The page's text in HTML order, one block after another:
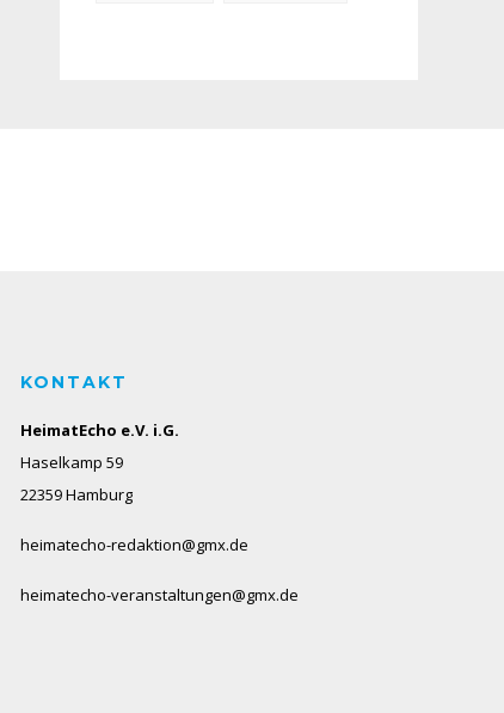
KONTAKT
HeimatEcho e.V. i.G.
Haselkamp 59
22359 Hamburg
heimatecho-redaktion@gmx.de
heimatecho-veranstaltungen@gmx.de